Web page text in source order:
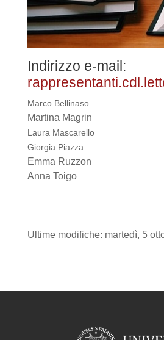
Indirizzo e-mail:
Marco Bellinaso
Martina Magrin
Laura Mascarello
Giorgia Piazza
Emma Ruzzon
Anna Toigo
Ultime modifiche: martedì, 5